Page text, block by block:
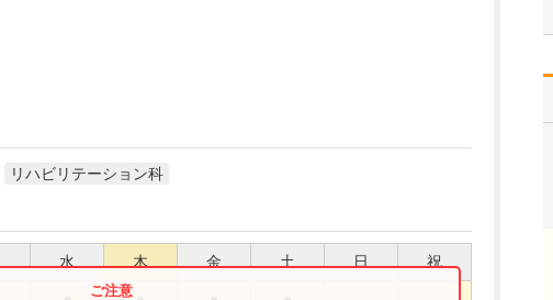
リハビリテーション科
水 木 金 土 日 祝